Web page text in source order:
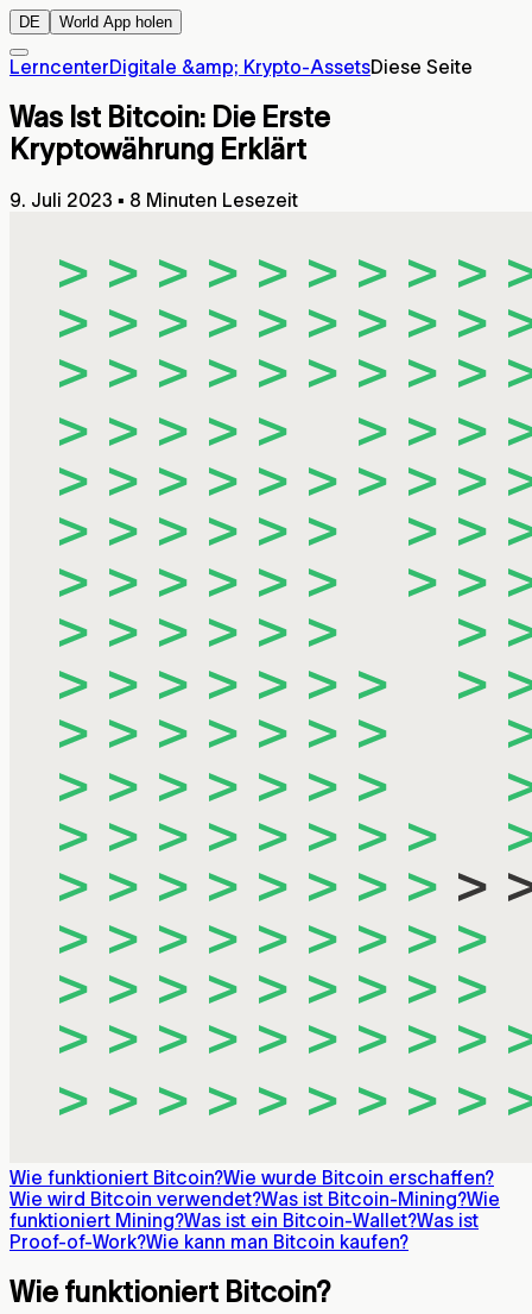
DE World App holen
LerncenterDigitale &amp; Krypto-AssetsDiese Seite
Was Ist Bitcoin: Die Erste
Kryptowährung Erklärt
9. Juli 2023 ▪ 8 Minuten Lesezeit
Wie funktioniert Bitcoin?Wie wurde Bitcoin erschaffen?
Wie wird Bitcoin verwendet?Was ist Bitcoin-Mining?Wie
funktioniert Mining?Was ist ein Bitcoin-Wallet?Was ist
Proof-of-Work?Wie kann man Bitcoin kaufen?
Wie funktioniert Bitcoin?